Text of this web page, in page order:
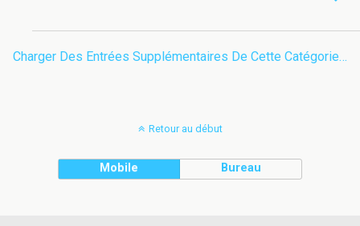
Charger Des Entrées Supplémentaires De Cette Catégorie…
Retour au début
Mobile Bureau